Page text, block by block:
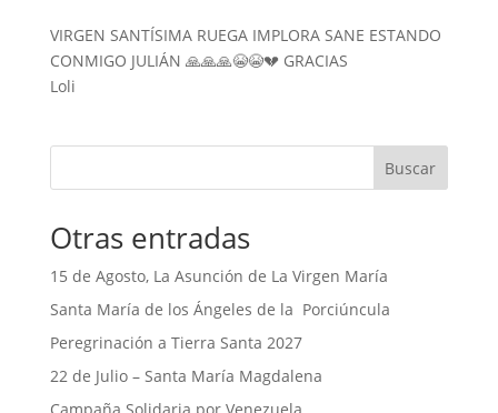
VIRGEN SANTÍSIMA RUEGA IMPLORA SANE ESTANDO
CONMIGO JULIÁN 🙏🙏🙏😭😭💔 GRACIAS
Loli
Buscar
Otras entradas
15 de Agosto, La Asunción de La Virgen María
Santa María de los Ángeles de la Porciúncula
Peregrinación a Tierra Santa 2027
22 de Julio – Santa María Magdalena